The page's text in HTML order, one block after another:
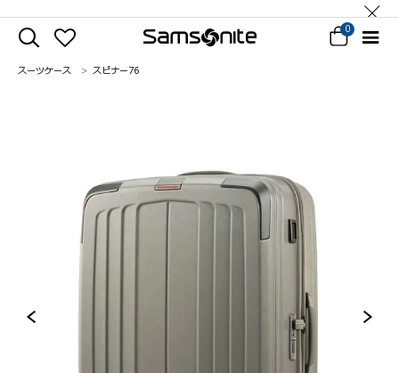
0
スーツケース スピナー76